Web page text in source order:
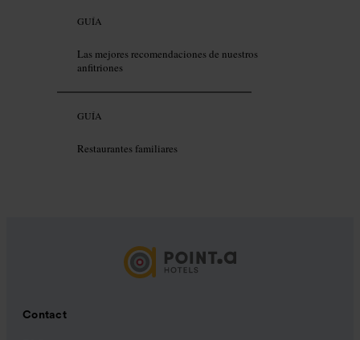
GUÍA
Las mejores recomendaciones de nuestros
anfitriones
GUÍA
Restaurantes familiares
Contact